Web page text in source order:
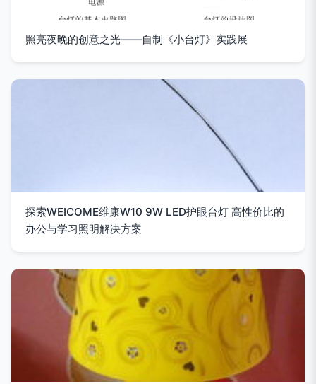
照亮夜晚的创意之光——自制《小台灯》实践展
探索WEICOME维康W10 9W LED护眼台灯 高性价比的
办公与学习照明解决方案